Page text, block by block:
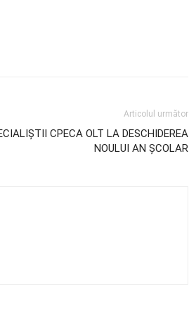
Articolul următor
CPECA OLT LA DESCHIDEREA
NOULUI AN ȘCOLAR